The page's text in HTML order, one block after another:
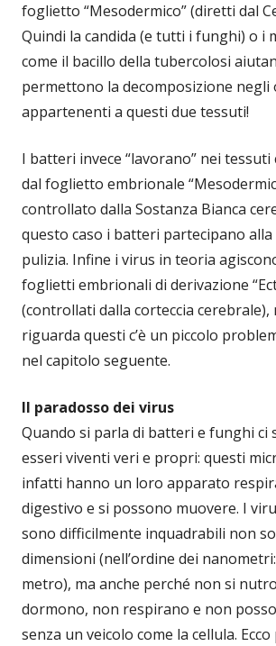
foglietto “Mesodermico” (diretti dal
Quindi la candida (e tutti i funghi) o i
come il bacillo della tubercolosi
permettono la decomposizione negli
appartenenti a questi due tessuti!
I batteri invece “lavorano” nei tessuti
dal foglietto embrionale
controllato dalla Sostanza Bianca
questo caso i batteri partecipano
pulizia. Infine i virus in teoria
foglietti embrionali di derivazione
(controllati dalla corteccia cerebrale),
riguarda questi c’è un piccolo
nel capitolo seguente.
Il paradosso dei virus
Quando si parla di batteri e funghi ci
esseri viventi veri e propri: questi
infatti hanno un loro apparato
digestivo e si possono muovere. I
sono difficilmente inquadrabili non
dimensioni (nell’ordine dei
metro), ma anche perché non si
dormono, non respirano e non
senza un veicolo come la cellula.